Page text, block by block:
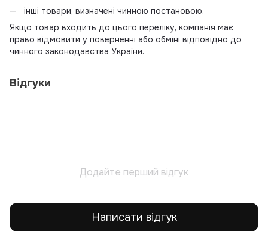
інші товари, визначені чинною постановою.
Якщо товар входить до цього переліку, компанія має
право відмовити у поверненні або обміні відповідно до
чинного законодавства України.
Відгуки
Додайте перший відгук
Написати відгук